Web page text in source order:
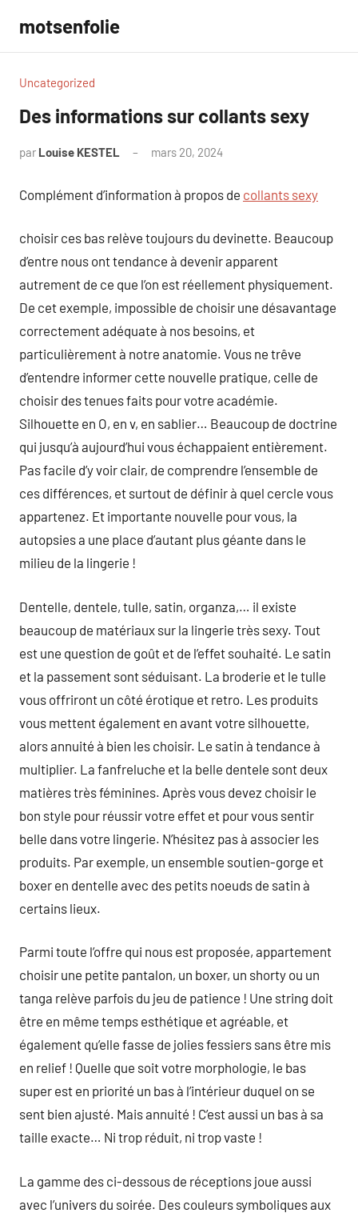
contenu
motsenfolie
Uncategorized
Des informations sur collants sexy
par Louise KESTEL mars 20, 2024
Complément d’information à propos de collants sexy
choisir ces bas relève toujours du devinette. Beaucoup
d’entre nous ont tendance à devenir apparent
autrement de ce que l’on est réellement physiquement.
De cet exemple, impossible de choisir une désavantage
correctement adéquate à nos besoins, et
particulièrement à notre anatomie. Vous ne trêve
d’entendre informer cette nouvelle pratique, celle de
choisir des tenues faits pour votre académie.
Silhouette en O, en v, en sablier… Beaucoup de doctrine
qui jusqu’à aujourd’hui vous échappaient entièrement.
Pas facile d’y voir clair, de comprendre l’ensemble de
ces différences, et surtout de définir à quel cercle vous
appartenez. Et importante nouvelle pour vous, la
autopsies a une place d’autant plus géante dans le
milieu de la lingerie !
Dentelle, dentele, tulle, satin, organza,… il existe
beaucoup de matériaux sur la lingerie très sexy. Tout
est une question de goût et de l’effet souhaité. Le satin
et la passement sont séduisant. La broderie et le tulle
vous offriront un côté érotique et retro. Les produits
vous mettent également en avant votre silhouette,
alors annuité à bien les choisir. Le satin à tendance à
multiplier. La fanfreluche et la belle dentele sont deux
matières très féminines. Après vous devez choisir le
bon style pour réussir votre effet et pour vous sentir
belle dans votre lingerie. N’hésitez pas à associer les
produits. Par exemple, un ensemble soutien-gorge et
boxer en dentelle avec des petits noeuds de satin à
certains lieux.
Parmi toute l’offre qui nous est proposée, appartement
choisir une petite pantalon, un boxer, un shorty ou un
tanga relève parfois du jeu de patience ! Une string doit
être en même temps esthétique et agréable, et
également qu’elle fasse de jolies fessiers sans être mis
en relief ! Quelle que soit votre morphologie, le bas
super est en priorité un bas à l’intérieur duquel on se
sent bien ajusté. Mais annuité ! C’est aussi un bas à sa
taille exacte… Ni trop réduit, ni trop vaste !
La gamme des ci-dessous de réceptions joue aussi
avec l’univers du soirée. Des couleurs symboliques aux